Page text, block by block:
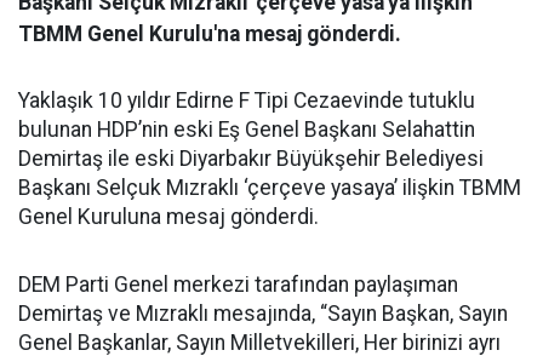
TBMM Genel Kurulu'na mesaj gönderdi.
Yaklaşık 10 yıldır Edirne F Tipi Cezaevinde tutuklu
bulunan HDP’nin eski Eş Genel Başkanı Selahattin
Demirtaş ile eski Diyarbakır Büyükşehir Belediyesi
Başkanı Selçuk Mızraklı ‘çerçeve yasaya’ ilişkin TBMM
Genel Kuruluna mesaj gönderdi.
DEM Parti Genel merkezi tarafından paylaşıman
Demirtaş ve Mızraklı mesajında, “Sayın Başkan, Sayın
Genel Başkanlar, Sayın Milletvekilleri, Her birinizi ayrı